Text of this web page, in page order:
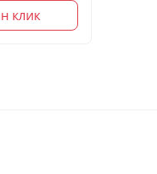
клик